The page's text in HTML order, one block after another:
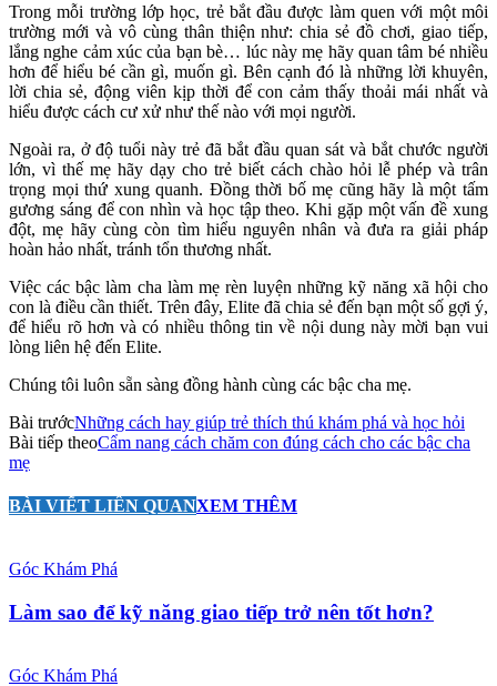
Trong mỗi trường lớp học, trẻ bắt đầu được làm quen với một môi
trường mới và vô cùng thân thiện như: chia sẻ đồ chơi, giao tiếp,
lắng nghe cảm xúc của bạn bè… lúc này mẹ hãy quan tâm bé nhiều
hơn để hiểu bé cần gì, muốn gì. Bên cạnh đó là những lời khuyên,
lời chia sẻ, động viên kịp thời để con cảm thấy thoải mái nhất và
hiểu được cách cư xử như thế nào với mọi người.
Ngoài ra, ở độ tuổi này trẻ đã bắt đầu quan sát và bắt chước người
lớn, vì thế mẹ hãy dạy cho trẻ biết cách chào hỏi lễ phép và trân
trọng mọi thứ xung quanh. Đồng thời bố mẹ cũng hãy là một tấm
gương sáng để con nhìn và học tập theo. Khi gặp một vấn đề xung
đột, mẹ hãy cùng còn tìm hiểu nguyên nhân và đưa ra giải pháp
hoàn hảo nhất, tránh tổn thương nhất.
Việc các bậc làm cha làm mẹ rèn luyện những kỹ năng xã hội cho
con là điều cần thiết. Trên đây, Elite đã chia sẻ đến bạn một số gợi ý,
để hiểu rõ hơn và có nhiều thông tin về nội dung này mời bạn vui
lòng liên hệ đến Elite.
Chúng tôi luôn sẵn sàng đồng hành cùng các bậc cha mẹ.
Bài trướcNhững cách hay giúp trẻ thích thú khám phá và học hỏi
Bài tiếp theoCẩm nang cách chăm con đúng cách cho các bậc cha
mẹ
BÀI VIẾT LIÊN QUANXEM THÊM
Góc Khám Phá
Làm sao để kỹ năng giao tiếp trở nên tốt hơn?
Góc Khám Phá